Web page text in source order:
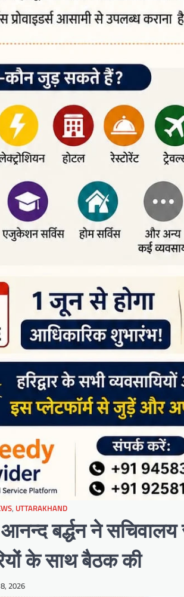
, UTTARAKHAND
बर्द्धन ने
के साथ बैठक की
2026